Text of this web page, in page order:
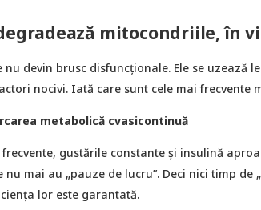
mitocondriile, în
nu devin brusc disfuncţionale. Ele se uzează
nocivi. Iată care sunt cele mai frecvente
metabolică cvasicontinuă
gustările constante şi insulină
mai au „pauze de lucru”. Deci nici timp de
lor este garantată.